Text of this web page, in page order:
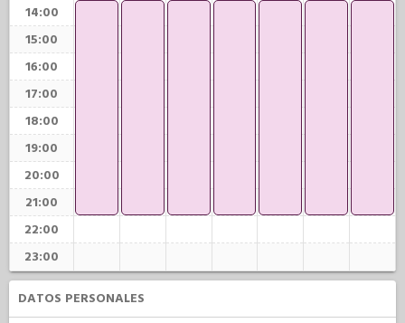
14:00
15:00
16:00
17:00
18:00
19:00
20:00
21:00
22:00
23:00
DATOS PERSONALES